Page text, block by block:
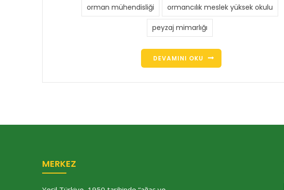
orman mühendisliği ormancılık meslek yüksek okulu
peyzaj mimarlığı
DEVAMINI OKU
MERKEZ